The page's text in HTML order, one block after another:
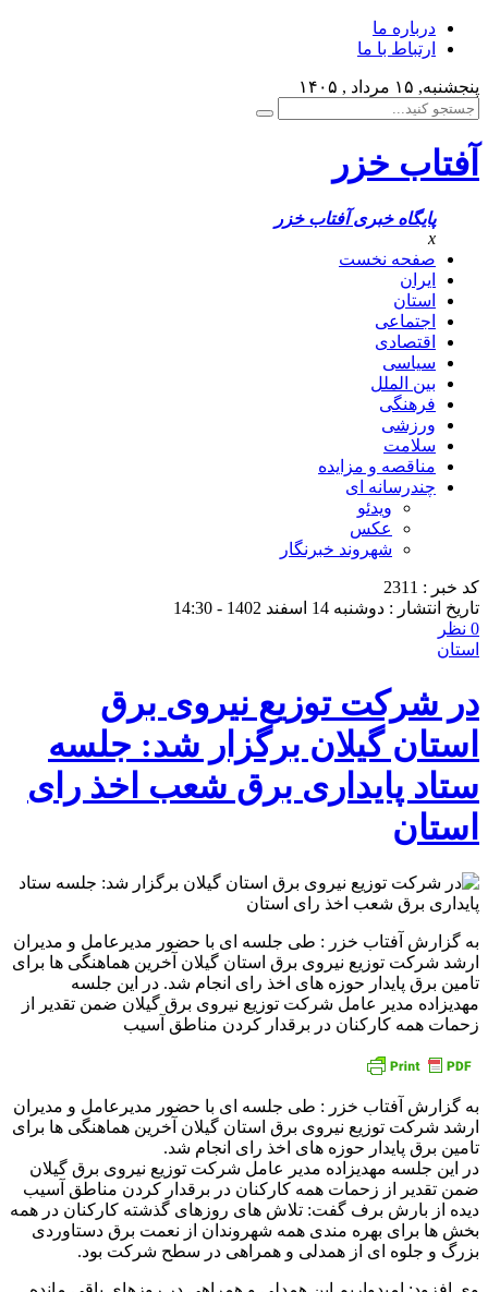
درباره ما
ارتباط با ما
پنجشنبه, ۱۵ مرداد , ۱۴۰۵
آفتاب خزر
پایگاه خبری آفتاب خزر
x
صفحه نخست
ایران
استان
اجتماعی
اقتصادی
سیاسی
بین الملل
فرهنگی
ورزشی
سلامت
مناقصه و مزایده
چندرسانه ای
ویدئو
عکس
شهروند خبرنگار
کد خبر : 2311
تاریخ انتشار : دوشنبه 14 اسفند 1402 - 14:30
0 نظر
استان
در شرکت توزیع نیروی برق
استان گیلان برگزار شد: جلسه
ستاد پایداری برق شعب اخذ رای
استان
به گزارش آفتاب خزر : طی جلسه ای با حضور مدیرعامل و مدیران
ارشد شرکت توزیع نیروی برق استان گیلان آخرین هماهنگی ها برای
تامین برق پایدار حوزه های اخذ رای انجام شد. در این جلسه
مهدیزاده مدیر عامل شرکت توزیع نیروی برق گیلان ضمن تقدیر از
زحمات همه کارکنان در برقدار کردن مناطق آسیب
به گزارش آفتاب خزر : طی جلسه ای با حضور مدیرعامل و مدیران
ارشد شرکت توزیع نیروی برق استان گیلان آخرین هماهنگی ها برای
تامین برق پایدار حوزه های اخذ رای انجام شد.
در این جلسه مهدیزاده مدیر عامل شرکت توزیع نیروی برق گیلان
ضمن تقدیر از زحمات همه کارکنان در برقدار کردن مناطق آسیب
دیده از بارش برف گفت: تلاش های روزهای گذشته کارکنان در همه
بخش ها برای بهره مندی همه شهروندان از نعمت برق دستاوردی
بزرگ و جلوه ای از همدلی و همراهی در سطح شرکت بود.